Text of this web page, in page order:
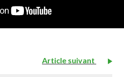
Article suivant